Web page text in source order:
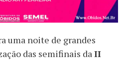
uma noite de grandes
das semifinais daII